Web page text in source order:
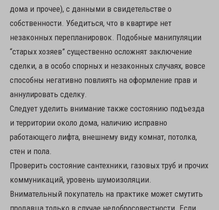
дома и прочее), с данными в свидетельстве о
собственности. Убедиться, что в квартире нет
незаконных перепланировок. Подобные манипуляции
“старых хозяев” существенно осложнят заключение
сделки, а в особо спорных и незаконных случаях, вовсе
способны негативно повлиять на оформление прав и
аннулировать сделку.
Следует уделить внимание также состоянию подъезда
и территории около дома, наличию исправно
работающего лифта, внешнему виду комнат, потолка,
стен и пола.
Проверить состояние сантехники, газовых труб и прочих
коммуникаций, уровень шумоизоляции.
Внимательный покупатель на практике может смутить
продавца только в случае недобросовестности. Если